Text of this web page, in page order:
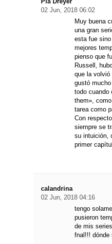
02 Jun, 2018 06:02
Muy buena
una gran
esta fue
mejores
pienso que
Russell,
que la volvió
gustó
todo cuando
them»,
tarea como
Con
siempre se
su intuición,
primer
calandrina
02 Jun, 2018 04:16
tengo
pusieron
de mis
fnal!!! dónde